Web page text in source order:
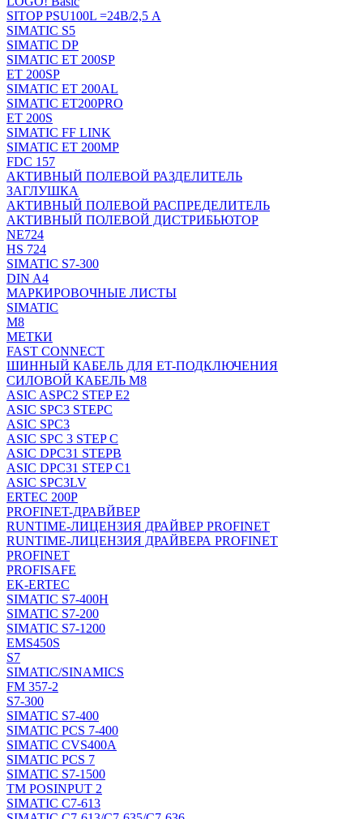
SITOP PSU100L =24В/2,5 A
SIMATIC S5
SIMATIC DP
SIMATIC ET 200SP
ET 200SP
SIMATIC ET 200AL
SIMATIC ET200PRO
ET 200S
SIMATIC FF LINK
SIMATIC ET 200MP
FDC 157
АКТИВНЫЙ ПОЛЕВОЙ РАЗДЕЛИТЕЛЬ
ЗАГЛУШКА
АКТИВНЫЙ ПОЛЕВОЙ РАСПРЕДЕЛИТЕЛЬ
АКТИВНЫЙ ПОЛЕВОЙ ДИСТРИБЬЮТОР
NE724
HS 724
SIMATIC S7-300
DIN A4
МАРКИРОВОЧНЫЕ ЛИСТЫ
SIMATIC
M8
МЕТКИ
FAST CONNECT
ШИННЫЙ КАБЕЛЬ ДЛЯ ET-ПОДКЛЮЧЕНИЯ
СИЛОВОЙ КАБЕЛЬ M8
ASIC ASPC2 STEP E2
ASIC SPC3 STEPC
ASIC SPC3
ASIC SPC 3 STEP C
ASIC DPC31 STEPB
ASIC DPC31 STEP C1
ASIC SPC3LV
ERTEC 200P
PROFINET-ДРАВЙВЕР
RUNTIME-ЛИЦЕНЗИЯ ДРАЙВЕР PROFINET
RUNTIME-ЛИЦЕНЗИЯ ДРАЙВЕРА PROFINET
PROFINET
PROFISAFE
EK-ERTEC
SIMATIC S7-400H
SIMATIC S7-200
SIMATIC S7-1200
EMS450S
S7
SIMATIC/SINAMICS
FM 357-2
S7-300
SIMATIC S7-400
SIMATIC PCS 7-400
SIMATIC CVS400A
SIMATIC PCS 7
SIMATIC S7-1500
TM POSINPUT 2
SIMATIC C7-613